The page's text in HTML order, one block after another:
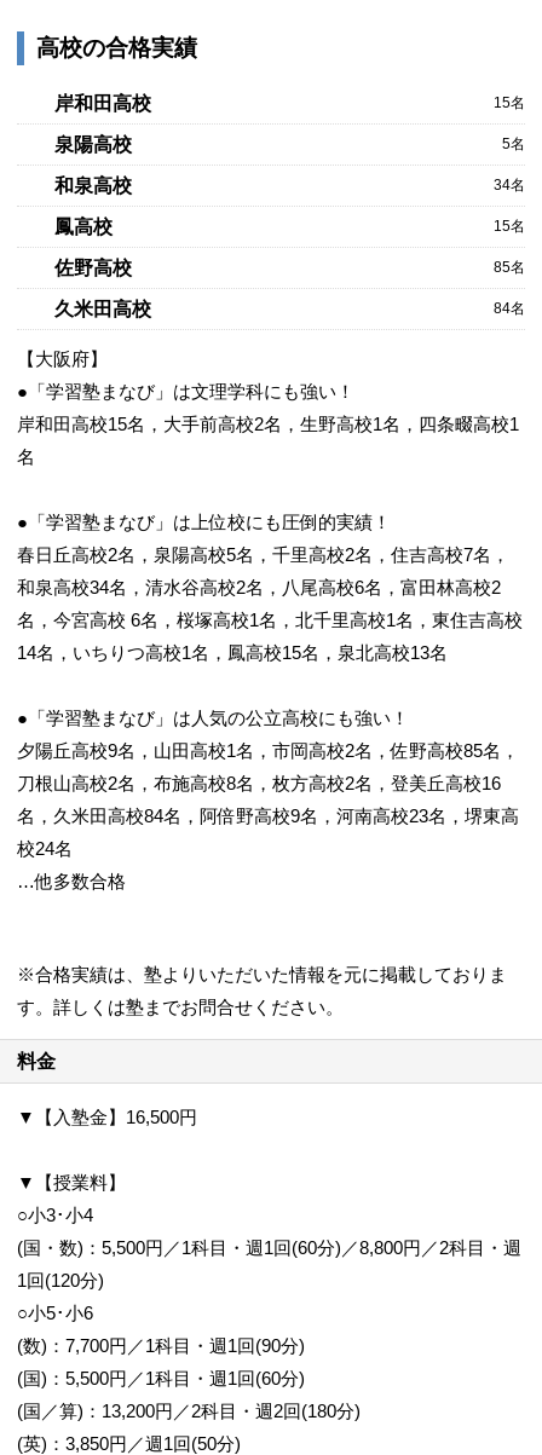
高校の合格実績
岸和田高校 15名
泉陽高校 5名
和泉高校 34名
鳳高校 15名
佐野高校 85名
久米田高校 84名
【大阪府】
●「学習塾まなび」は文理学科にも強い！
岸和田高校15名，大手前高校2名，生野高校1名，四条畷高校1
名
●「学習塾まなび」は上位校にも圧倒的実績！
春日丘高校2名，泉陽高校5名，千里高校2名，住吉高校7名，
和泉高校34名，清水谷高校2名，八尾高校6名，富田林高校2
名，今宮高校 6名，桜塚高校1名，北千里高校1名，東住吉高校
14名，いちりつ高校1名，鳳高校15名，泉北高校13名
●「学習塾まなび」は人気の公立高校にも強い！
夕陽丘高校9名，山田高校1名，市岡高校2名，佐野高校85名，
刀根山高校2名，布施高校8名，枚方高校2名，登美丘高校16
名，久米田高校84名，阿倍野高校9名，河南高校23名，堺東高
校24名
…他多数合格
※合格実績は、塾よりいただいた情報を元に掲載しておりま
す。詳しくは塾までお問合せください。
料金
▼【入塾金】16,500円
▼【授業料】
○小3･小4
(国・数)：5,500円／1科目・週1回(60分)／8,800円／2科目・週
1回(120分)
○小5･小6
(数)：7,700円／1科目・週1回(90分)
(国)：5,500円／1科目・週1回(60分)
(国／算)：13,200円／2科目・週2回(180分)
(英)：3,850円／週1回(50分)